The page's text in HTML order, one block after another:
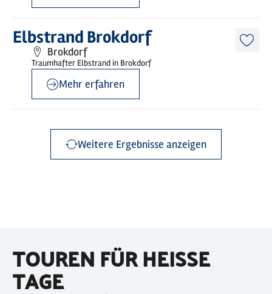
Elbstrand Brokdorf
Brokdorf
Traumhafter Elbstrand in Brokdorf
Mehr
erfahren
Mehr erfahren
Weitere Ergebnisse anzeigen
TOUREN FÜR HEISSE T
AGE